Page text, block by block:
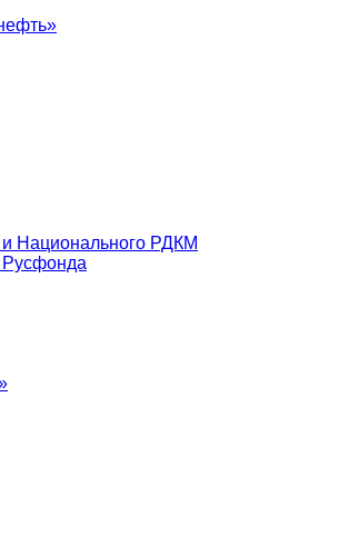
Национального РДКМ
Русфонда